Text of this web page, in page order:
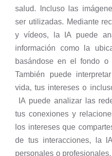
salud. Incluso las
ser utilizadas. Mediante
y vídeos, la IA puede
información como la
basándose en el fondo o
También puede
vida, tus intereses o
IA puede analizar las
tus conexiones y
los intereses que
de tus interacciones, la
personales o